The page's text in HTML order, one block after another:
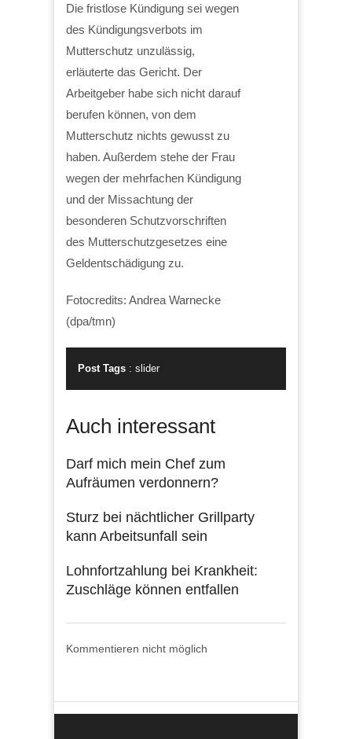
Die fristlose Kündigung sei wegen
des Kündigungsverbots im
Mutterschutz unzulässig,
erläuterte das Gericht. Der
Arbeitgeber habe sich nicht darauf
berufen können, von dem
Mutterschutz nichts gewusst zu
haben. Außerdem stehe der Frau
wegen der mehrfachen Kündigung
und der Missachtung der
besonderen Schutzvorschriften
des Mutterschutzgesetzes eine
Geldentschädigung zu.
Fotocredits: Andrea Warnecke
(dpa/tmn)
Post Tags : slider
Auch interessant
Darf mich mein Chef zum
Aufräumen verdonnern?
Sturz bei nächtlicher Grillparty
kann Arbeitsunfall sein
Lohnfortzahlung bei Krankheit:
Zuschläge können entfallen
Kommentieren nicht möglich